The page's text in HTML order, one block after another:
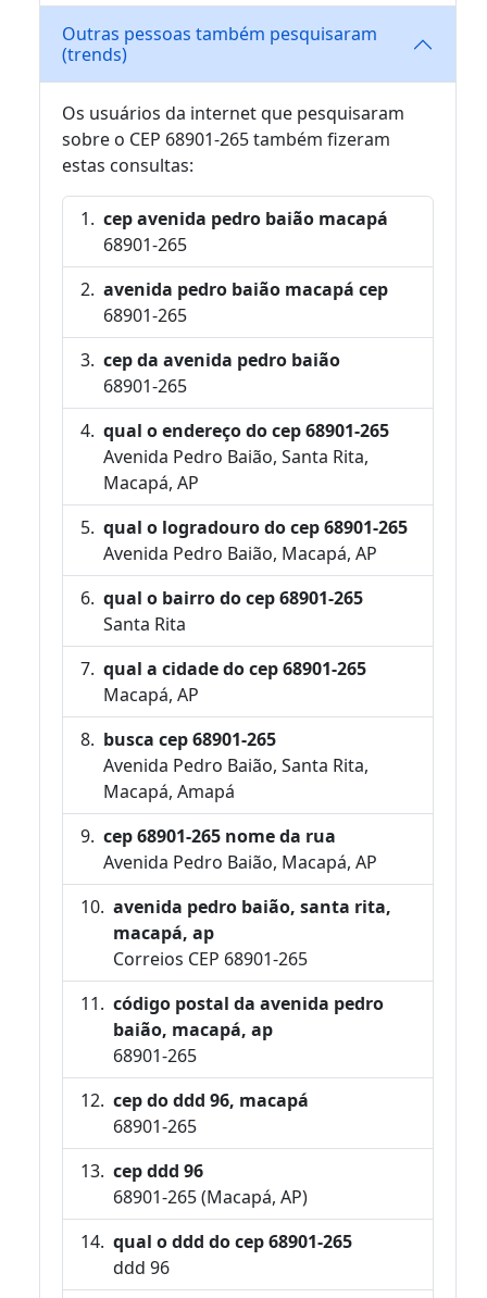
Outras pessoas também pesquisaram
(trends)
Os usuários da internet que pesquisaram
sobre o CEP 68901-265 também fizeram
estas consultas:
cep avenida pedro baião macapá
68901-265
avenida pedro baião macapá cep
68901-265
cep da avenida pedro baião
68901-265
qual o endereço do cep 68901-265
Avenida Pedro Baião, Santa Rita,
Macapá, AP
qual o logradouro do cep 68901-265
Avenida Pedro Baião, Macapá, AP
qual o bairro do cep 68901-265
Santa Rita
qual a cidade do cep 68901-265
Macapá, AP
busca cep 68901-265
Avenida Pedro Baião, Santa Rita,
Macapá, Amapá
cep 68901-265 nome da rua
Avenida Pedro Baião, Macapá, AP
avenida pedro baião, santa rita,
macapá, ap
Correios CEP 68901-265
código postal da avenida pedro
baião, macapá, ap
68901-265
cep do ddd 96, macapá
68901-265
cep ddd 96
68901-265 (Macapá, AP)
qual o ddd do cep 68901-265
ddd 96